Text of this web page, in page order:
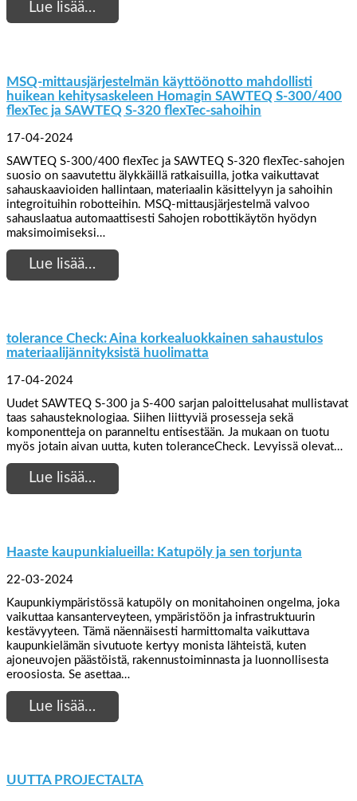
Lue lisää…
MSQ-mittausjärjestelmän käyttöönotto mahdollisti
huikean kehitysaskeleen Homagin SAWTEQ S-300/400
flexTec ja SAWTEQ S-320 flexTec-sahoihin
17-04-2024
SAWTEQ S-300/400 flexTec ja SAWTEQ S-320 flexTec-sahojen
suosio on saavutettu älykkäillä ratkaisuilla, jotka vaikuttavat
sahauskaavioiden hallintaan, materiaalin käsittelyyn ja sahoihin
integroituihin robotteihin. MSQ-mittausjärjestelmä valvoo
sahauslaatua automaattisesti Sahojen robottikäytön hyödyn
maksimoimiseksi…
Lue lisää…
tolerance Check: Aina korkealuokkainen sahaustulos
materiaalijännityksistä huolimatta
17-04-2024
Uudet SAWTEQ S-300 ja S-400 sarjan paloittelusahat mullistavat
taas sahausteknologiaa. Siihen liittyviä prosesseja sekä
komponentteja on paranneltu entisestään. Ja mukaan on tuotu
myös jotain aivan uutta, kuten toleranceCheck. Levyissä olevat…
Lue lisää…
Haaste kaupunkialueilla: Katupöly ja sen torjunta
22-03-2024
Kaupunkiympäristössä katupöly on monitahoinen ongelma, joka
vaikuttaa kansanterveyteen, ympäristöön ja infrastruktuurin
kestävyyteen. Tämä näennäisesti harmittomalta vaikuttava
kaupunkielämän sivutuote kertyy monista lähteistä, kuten
ajoneuvojen päästöistä, rakennustoiminnasta ja luonnollisesta
eroosiosta. Se asettaa…
Lue lisää…
UUTTA PROJECTALTA